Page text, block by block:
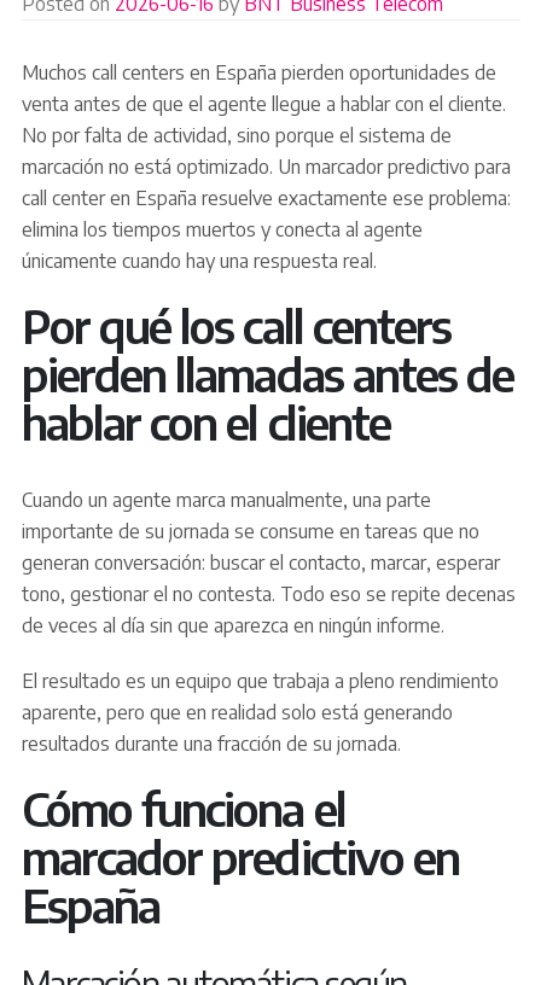
Muchos call centers en España pierden oportunidades de
venta antes de que el agente llegue a hablar con el cliente.
No por falta de actividad, sino porque el sistema de
marcación no está optimizado. Un marcador predictivo para
call center en España resuelve exactamente ese problema:
elimina los tiempos muertos y conecta al agente
únicamente cuando hay una respuesta real.
Por qué los call centers
pierden llamadas antes de
hablar con el cliente
Cuando un agente marca manualmente, una parte
importante de su jornada se consume en tareas que no
generan conversación: buscar el contacto, marcar, esperar
tono, gestionar el no contesta. Todo eso se repite decenas
de veces al día sin que aparezca en ningún informe.
El resultado es un equipo que trabaja a pleno rendimiento
aparente, pero que en realidad solo está generando
resultados durante una fracción de su jornada.
Cómo funciona el
marcador predictivo en
España